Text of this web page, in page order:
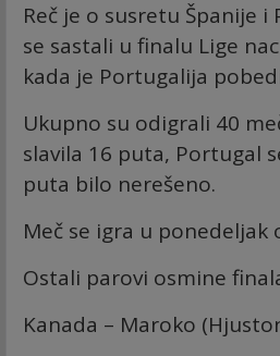
Reč je o susretu Španije
se sastali u finalu Lige
kada je Portugalija
Ukupno su odigrali 40
slavila 16 puta, Portugal
puta bilo nerešeno.
Meč se igra u ponedeljak
Ostali parovi osmine
Kanada – Maroko